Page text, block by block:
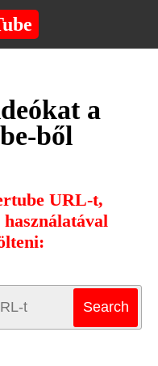
a
ből
URL-t,